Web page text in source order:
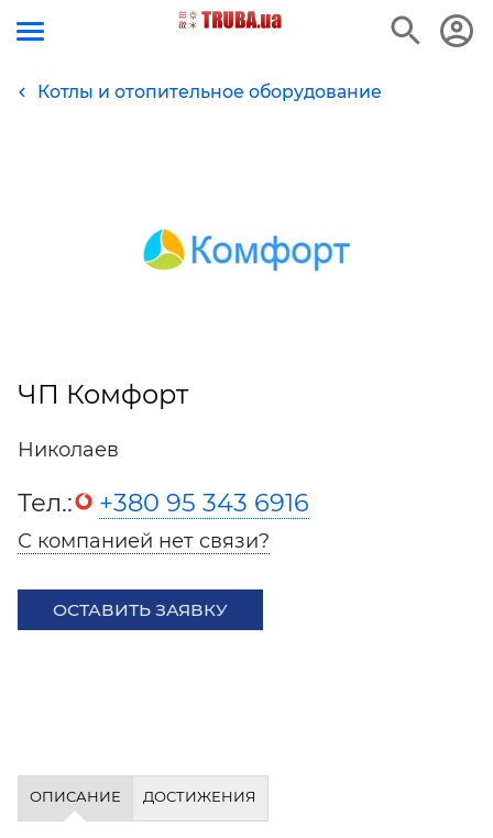
Котлы и отопительное оборудование
ЧП Комфорт
Николаев
Тел.: +380 95 343 6916
С компанией нет связи?
ОСТАВИТЬ ЗАЯВКУ
ОПИСАНИЕ ДОСТИЖЕНИЯ